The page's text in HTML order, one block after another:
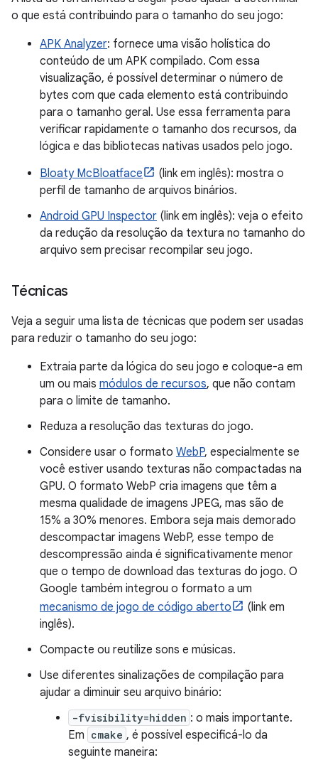
o que está contribuindo para o tamanho do seu jogo:
APK Analyzer: fornece uma visão holística do
conteúdo de um APK compilado. Com essa
visualização, é possível determinar o número de
bytes com que cada elemento está contribuindo
para o tamanho geral. Use essa ferramenta para
verificar rapidamente o tamanho dos recursos, da
lógica e das bibliotecas nativas usados pelo jogo.
Bloaty McBloatface
(link em inglês): mostra o
perfil de tamanho de arquivos binários.
Android GPU Inspector (link em inglês): veja o efeito
da redução da resolução da textura no tamanho do
arquivo sem precisar recompilar seu jogo.
Técnicas
Veja a seguir uma lista de técnicas que podem ser usadas
para reduzir o tamanho do seu jogo:
Extraia parte da lógica do seu jogo e coloque-a em
um ou mais módulos de recursos, que não contam
para o limite de tamanho.
Reduza a resolução das texturas do jogo.
Considere usar o formato WebP, especialmente se
você estiver usando texturas não compactadas na
GPU. O formato WebP cria imagens que têm a
mesma qualidade de imagens JPEG, mas são de
15% a 30% menores. Embora seja mais demorado
descompactar imagens WebP, esse tempo de
descompressão ainda é significativamente menor
que o tempo de download das texturas do jogo. O
Google também integrou o formato a um
mecanismo de jogo de código aberto
(link em
inglês).
Compacte ou reutilize sons e músicas.
Use diferentes sinalizações de compilação para
ajudar a diminuir seu arquivo binário:
-fvisibility=hidden : o mais importante.
Em cmake , é possível especificá-lo da
seguinte maneira: